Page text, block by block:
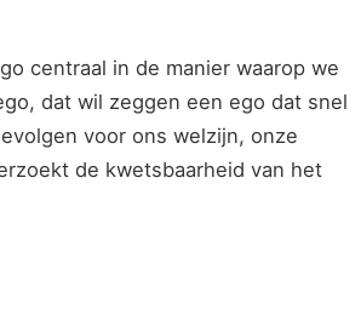
centraal in de manier waarop we
dat wil zeggen een ego dat snel
voor ons welzijn, onze
de kwetsbaarheid van het